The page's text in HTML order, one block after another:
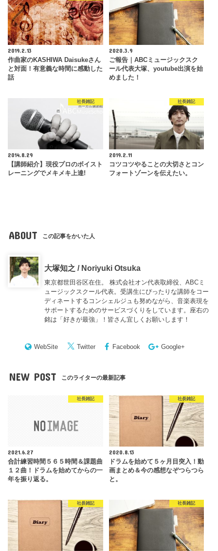
2019.2.13
作曲家のKASHIWA Daisukeさん
と対面！有意義な時間に感動した
話
2020.3.9
ご報告｜ABCミュージックスク
ール代表大塚、youtube出演を始
めました！
社長雑記
2014.8.29
【講師紹介】現役プロのボイスト
レーニングでメキメキ上達!
社長雑記
2019.2.11
コツコツやることの大切さとコン
フォートゾーンを伝えたい。
ABOUT この記事をかいた人
大塚知之 / Noriyuki Otsuka
東京都世田谷区在住。 株式会社オン代表取締役、ABCミ
ュージックスクール代表。受講生にぴったりな講師をコー
ディネートするコンシェルジュも努めながら、音楽表現を
サポートするためのサービスづくりをしています。座右の
銘は「好きが最強」！皆さん宜しくお願いします！
WebSite Twitter Facebook Google+
NEW POST このライターの最新記事
社長雑記
2021.6.27
合計練習時間５６５時間＆課題曲
１２曲！ドラムを始めてからの一
年を振り返る。
社長雑記
2020.8.13
ドラムを始めて５ヶ月目突入！動
画まとめ＆今の感想なぞつらつら
と。
社長雑記 社長雑記